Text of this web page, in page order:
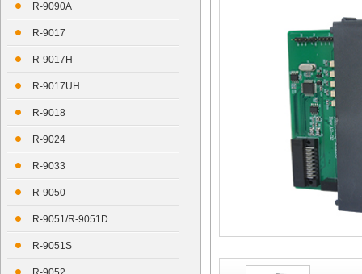
R-9090A
R-9017
R-9017H
R-9017UH
R-9018
R-9024
R-9033
R-9050
R-9051/R-9051D
R-9051S